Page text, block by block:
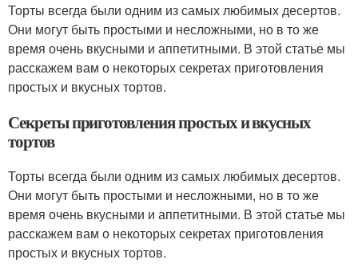
Торты всегда были одним из самых любимых десертов.
Они могут быть простыми и несложными, но в то же
время очень вкусными и аппетитными. В этой статье мы
расскажем вам о некоторых секретах приготовления
простых и вкусных тортов.
Секреты приготовления простых и вкусных
тортов
Торты всегда были одним из самых любимых десертов.
Они могут быть простыми и несложными, но в то же
время очень вкусными и аппетитными. В этой статье мы
расскажем вам о некоторых секретах приготовления
простых и вкусных тортов.